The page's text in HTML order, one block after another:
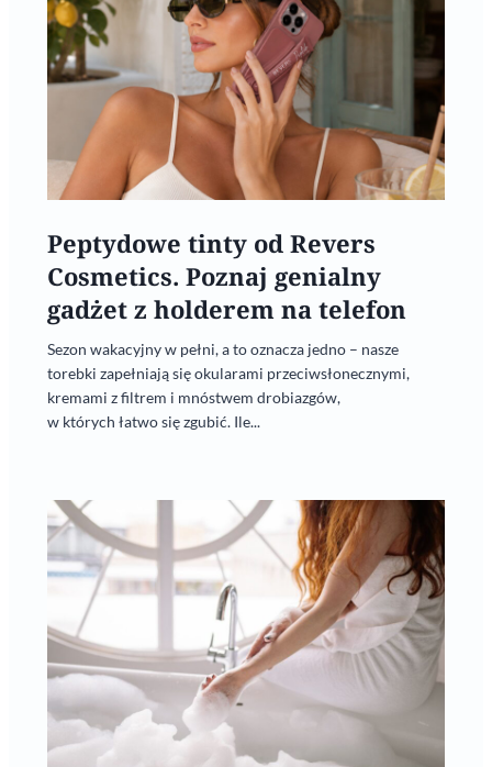
Peptydowe tinty od Revers
Cosmetics. Poznaj genialny
gadżet z holderem na telefon
Sezon wakacyjny w pełni, a to oznacza jedno – nasze
torebki zapełniają się okularami przeciwsłonecznymi,
kremami z filtrem i mnóstwem drobiazgów,
w których łatwo się zgubić. Ile...